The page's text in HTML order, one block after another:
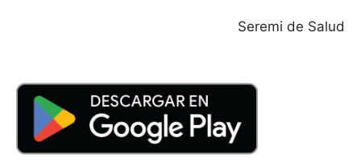
Seremi de Salud